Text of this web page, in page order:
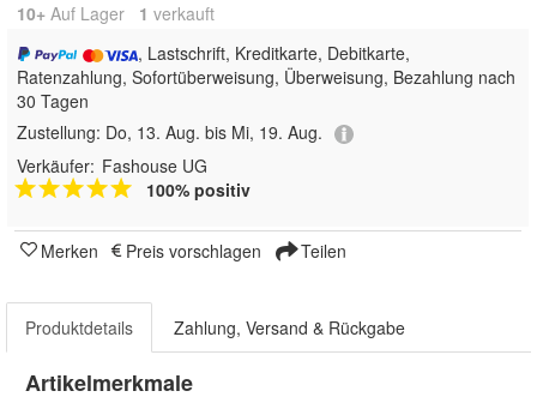
10+ Auf Lager 1 verkauft
, Lastschrift, Kreditkarte, Debitkarte,
Ratenzahlung, Sofortüberweisung, Überweisung, Bezahlung nach
30 Tagen
Zustellung: Do, 13. Aug. bis Mi, 19. Aug.
Verkäufer: Fashouse UG
100% positiv
Merken Preis vorschlagen Teilen
Produktdetails Zahlung, Versand & Rückgabe
Artikelmerkmale